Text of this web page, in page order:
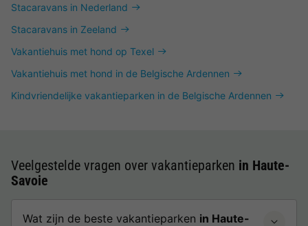
Stacaravans in Nederland
Stacaravans in Zeeland
Vakantiehuis met hond op Texel
Vakantiehuis met hond in de Belgische Ardennen
Kindvriendelijke vakantieparken in de Belgische Ardennen
Veelgestelde vragen over vakantieparken in Haute-
Savoie
Wat zijn de beste vakantieparken in Haute-